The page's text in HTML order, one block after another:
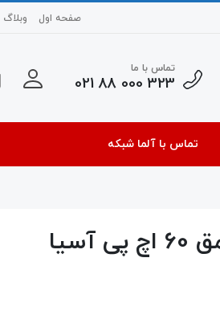
صفحه اول وبلاگ
تماس با ما
323 000 88 021
تماس با آلما شبکه